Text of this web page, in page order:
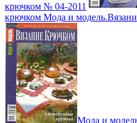
крючком № 04-2011
крючком Мода и
Мода и